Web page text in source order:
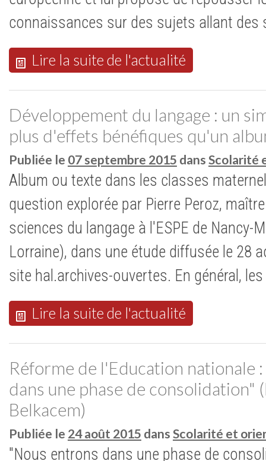
connaissances sur des sujets allant des
Lire la suite de l'actualité
Développement du langage : un
plus d'effets bénéfiques qu'un
Publiée le 07 septembre 2015 dansScolarité
Album ou texte dans les classes
question explorée par Pierre Peroz,
sciences du langage à l'ESPE de Nancy-
Lorraine), dans une étude diffusée le 28
site hal.archives-ouvertes. En général,
Lire la suite de l'actualité
Réforme de l'Education nationale
dans une phase de consolidation"
Belkacem)
Publiée le 24 août 2015 dansScolarité et
"Nous entrons dans une phase de